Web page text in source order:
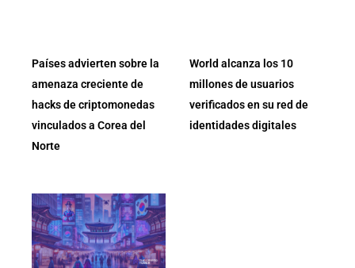
Países advierten sobre la
amenaza creciente de
hacks de criptomonedas
vinculados a Corea del
Norte
World alcanza los 10
millones de usuarios
verificados en su red de
identidades digitales